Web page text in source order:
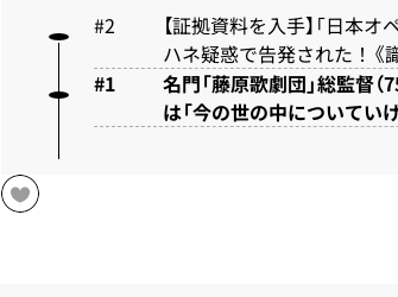
【証拠資料を入手】「日本
ハネ疑惑で告発された！《
名門「藤原歌劇団」総監督
は「今の世の中についてい